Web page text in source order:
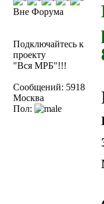
Вне Форума
Подключайтесь к
проекту
"Вся МРБ"!!!
Сообщений: 5918
Москва
Пол: